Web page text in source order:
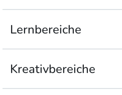
Lernbereiche
Kreativbereiche